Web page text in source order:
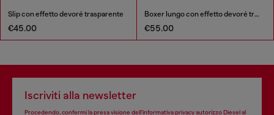
Slip con effetto devoré trasparente
€45.00
Boxer lungo con effetto devoré trasparente
€55.00
Iscriviti alla newsletter
Procedendo, confermi la presa visione dell’informativa privacyautorizzo Diesel al